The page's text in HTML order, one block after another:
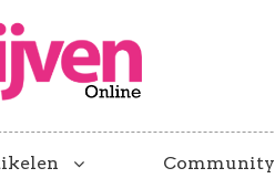
Community